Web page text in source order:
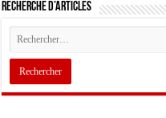
Recherche d’articles